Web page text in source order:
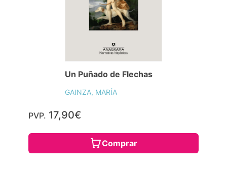
Un Puñado de Flechas
GAINZA, MARÍA
PVP. 17,90€
Comprar